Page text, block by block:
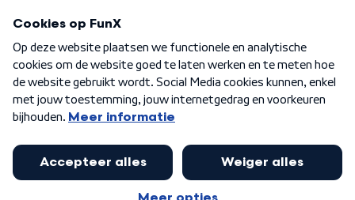
Algemene voorwaarden Privacybeleid